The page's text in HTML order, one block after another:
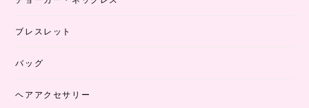
ブレスレット
バッグ
ヘアアクセサリー